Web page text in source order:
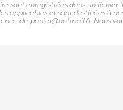
sont enregistrées dans un
applicables et sont destinées à
du-panier@hotmail.fr. Nous